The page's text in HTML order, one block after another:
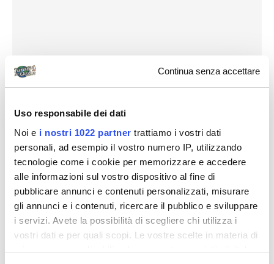
Continua senza accettare
Uso responsabile dei dati
Noi e i nostri 1022 partner trattiamo i vostri dati
personali, ad esempio il vostro numero IP, utilizzando
tecnologie come i cookie per memorizzare e accedere
alle informazioni sul vostro dispositivo al fine di
pubblicare annunci e contenuti personalizzati, misurare
gli annunci e i contenuti, ricercare il pubblico e sviluppare
i servizi. Avete la possibilità di scegliere chi utilizza i
vostri dati e per quali scopi. Le vostre scelte in materia di
privacy sono applicabili solo su questa proprietà digitale
Arrivati a casa decido di scrivere una vibrata protesta
alla Turkish Airline. All’aeroporto di Istanbul ho